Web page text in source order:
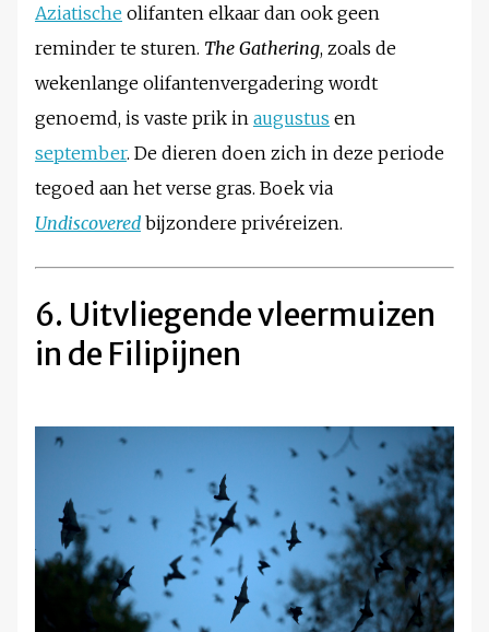
Aziatische olifanten elkaar dan ook geen
reminder te sturen. The Gathering, zoals de
wekenlange olifantenvergadering wordt
genoemd, is vaste prik in augustus en
september. De dieren doen zich in deze periode
tegoed aan het verse gras. Boek via
Undiscovered bijzondere privéreizen.
6. Uitvliegende vleermuizen
in de Filipijnen